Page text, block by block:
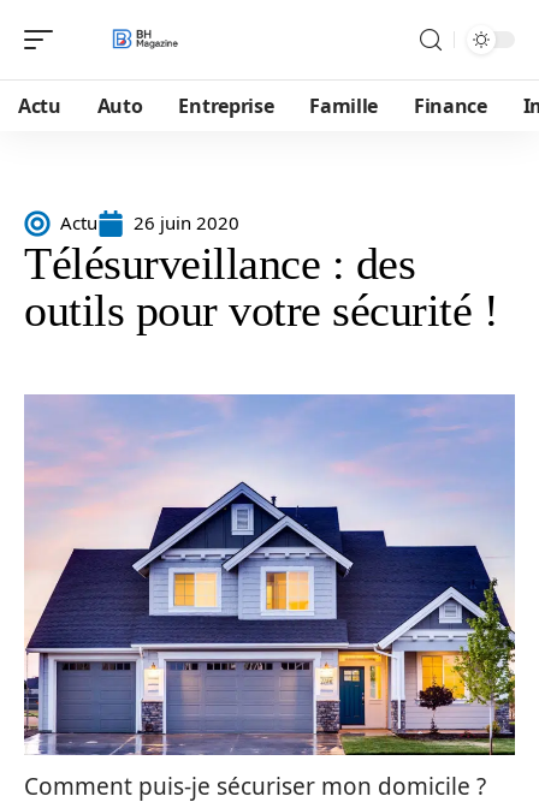
Actu Auto Entreprise Famille Finance
Actu 26 juin 2020
Télésurveillance : des
outils pour votre sécurité !
Comment puis-je sécuriser mon domicile ?